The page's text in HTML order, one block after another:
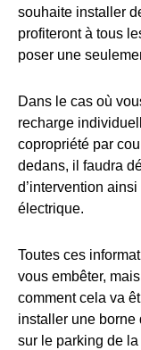
souhaite installer
profiteront à tous
poser une
Dans le cas où
recharge
copropriété par
dedans, il faudra
d’intervention
électrique.
Toutes ces
vous embêter,
comment cela va
installer une
sur le parking de